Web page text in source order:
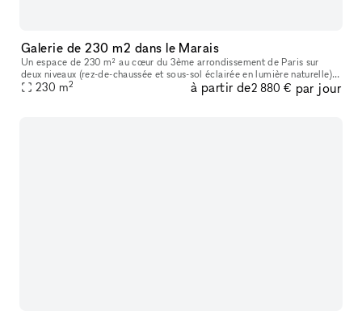
Galerie de 230 m2 dans le Marais
Un espace de 230 m² au cœur du 3ème arrondissement de Paris sur
deux niveaux (rez-de-chaussée et sous-sol éclairée en lumière naturelle) .
Avec son style minimaliste et ses lignes épurées, ce lieu ba
230 m2 à partir de2 880 € par jour